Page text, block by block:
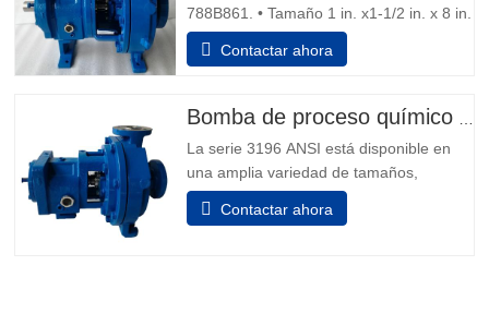
788B861. • Tamaño 1 in. x1-1/2 in. x 8 in.
• Sellos mecánicos dobles de descarga
de agua. Motor 1.5 hp, 1,730 rpm,
fases, Capacidad 14 gpm. • Dimensiones
totales 35 in. L x 12 in. An x 15 in. H.
Consejos de seguridad de la
Contactar ahora
Bomba de proceso químico ANSI B73.1
La serie 3196 ANSI está disponible en
una amplia variedad de tamaños,
capacidades y materiales para adaptarse
sinceramente a cualquier aplicación de
Contactar ahora